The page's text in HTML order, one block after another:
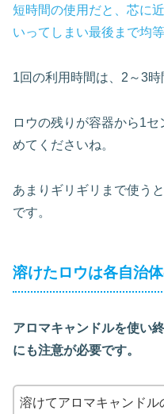
短時間の使用だと、芯に
いってしまい最後まで均
1回の利用時間は、2～3時
ロウの残りが容器から1
めてくださいね。
あまりギリギリまで使う
です。
溶けたロウは各自治
アロマキャンドルを使い
にも注意が必要です。
溶けてアロマキャンドル